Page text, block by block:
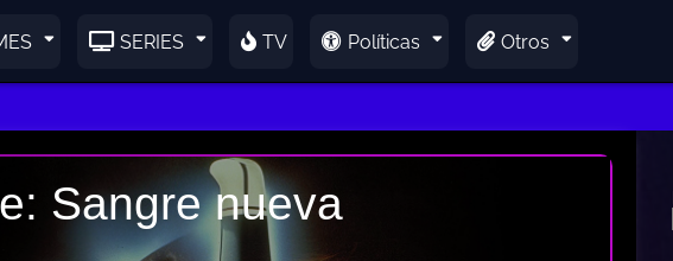
SERIES TV Políticas Otros